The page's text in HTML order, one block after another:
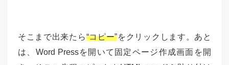
そこまで出来たら“コピー”をクリックします。あと
は、Word Pressを開いて固定ページ作成画面を開